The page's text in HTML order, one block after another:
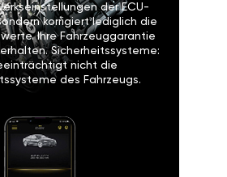
der ECU-
korrigiert lediglich die
Ihre Fahrzeuggarantie
Sicherheitssysteme:
nicht die
des Fahrzeugs.